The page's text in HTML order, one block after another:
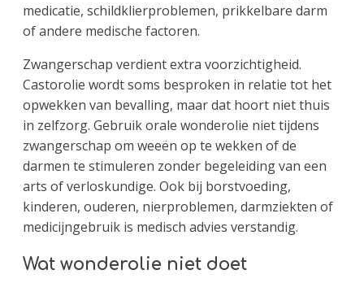
medicatie, schildklierproblemen, prikkelbare darm
of andere medische factoren.
Zwangerschap verdient extra voorzichtigheid.
Castorolie wordt soms besproken in relatie tot het
opwekken van bevalling, maar dat hoort niet thuis
in zelfzorg. Gebruik orale wonderolie niet tijdens
zwangerschap om weeën op te wekken of de
darmen te stimuleren zonder begeleiding van een
arts of verloskundige. Ook bij borstvoeding,
kinderen, ouderen, nierproblemen, darmziekten of
medicijngebruik is medisch advies verstandig.
Wat wonderolie niet doet